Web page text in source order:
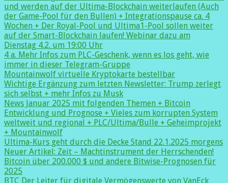
und werden auf der Ultima-Blockchain weiterlaufen (Auch
der Game-Pool für den Bullen) + Integrationspause ca. 4
Wochen + Der Royal-Pool und Ultima1-Pool sollen weiter
auf der Smart-Blockchain laufen! Webinar dazu am
Dienstag 4.2. um 19:00 Uhr
4 a. Mehr Infos zum PLC-Geschenk, wenn es los geht, wie
immer in dieser Telegram-Gruppe
Mountainwolf virtuelle Kryptokarte bestellbar
Wichtige Ergänzung zum letzten Newsletter: Trump zerlegt
sich selbst + mehr Infos zu Musk
News Januar 2025 mit folgenden Themen + Bitcoin
Entwicklung und Prognose + Vieles zum korrupten System
weltweit und regional + PLC/Ultima/Bulle + Geheimprojekt
+ Mountainwolf
Ultima-Kurs geht durch die Decke Stand 22.1.2025 morgens
Neuer Artikel: Zeit – Machtinstrument der Herrschenden!
Bitcoin über 200.000 $ und andere Bitwise-Prognosen für
2025
BTC Der Leiter für digitale Vermögenswerte von VanEck